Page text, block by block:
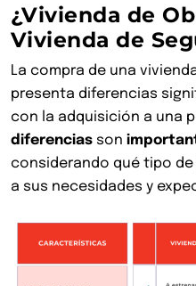
¿Vivienda de
Vivienda de
La compra de una
presenta diferencias
con la adquisición a una
diferencias son
considerando qué tipo
a sus necesidades y